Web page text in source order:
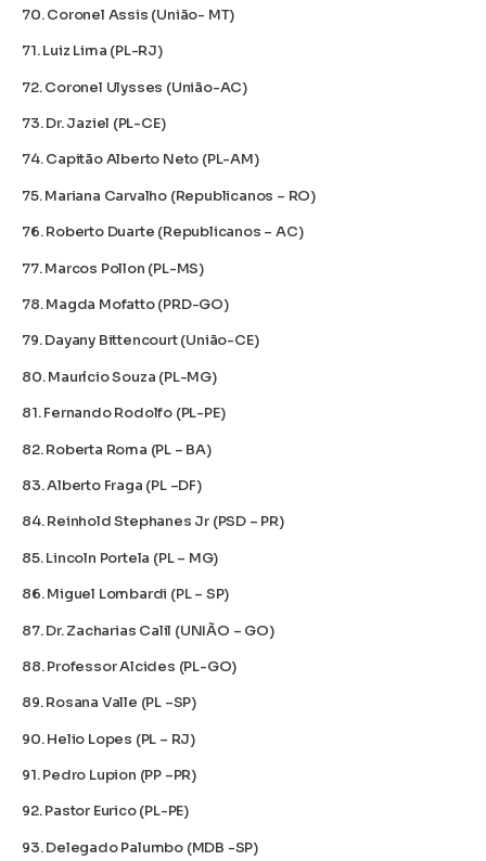
70. Coronel Assis (União- MT)
71. Luiz Lima (PL-RJ)
72. Coronel Ulysses (União-AC)
73. Dr. Jaziel⁠ (PL-CE)
74. Capitão Alberto Neto (PL-AM)
75. Mariana Carvalho (Republicanos – RO)
76. Roberto Duarte (Republicanos – AC)
77. Marcos Pollon (PL-MS)
78. Magda Mofatto (PRD-GO)
79. Dayany Bittencourt (União-CE)
80. Maurício Souza (PL-MG)
81. Fernando Rodolfo (PL-PE)
82. Roberta Roma (PL – BA)
83. Alberto Fraga (PL –DF)
84. Reinhold Stephanes Jr (PSD – PR)
85. Lincoln Portela (PL – MG)
86. Miguel Lombardi (PL – SP)
87. ⁠Dr. Zacharias Calil (UNIÃO – GO)
88. Professor Alcides (PL-GO)
89. Rosana Valle (PL –SP)
90. Helio Lopes (PL – RJ)
91. Pedro Lupion (PP –PR)
92. Pastor Eurico (PL-PE)
93. Delegado Palumbo (MDB -SP)